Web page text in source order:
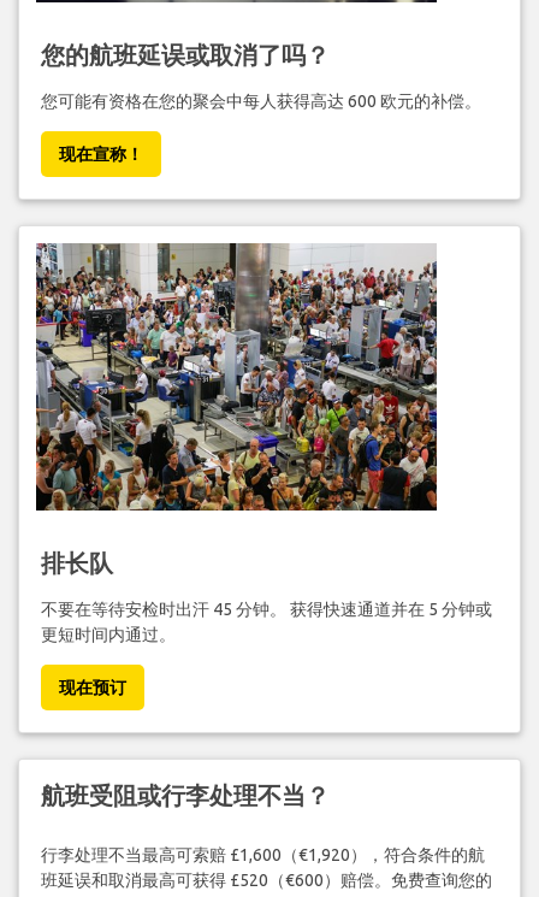
您的航班延误或取消了吗？
您可能有资格在您的聚会中每人获得高达 600 欧元的补偿。
现在宣称！
排长队
不要在等待安检时出汗 45 分钟。 获得快速通道并在 5 分钟或
更短时间内通过。
现在预订
航班受阻或行李处理不当？
行李处理不当最高可索赔 £1,600（€1,920），符合条件的航
班延误和取消最高可获得 £520（€600）赔偿。免费查询您的